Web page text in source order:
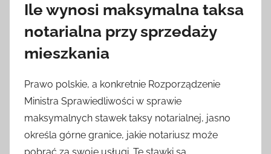
Ile wynosi maksymalna taksa
notarialna przy sprzedaży
mieszkania
Prawo polskie, a konkretnie Rozporządzenie
Ministra Sprawiedliwości w sprawie
maksymalnych stawek taksy notarialnej, jasno
określa górne granice, jakie notariusz może
pobrać za swoje usługi. Te stawki są